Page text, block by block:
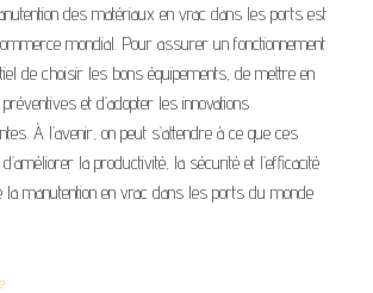
des matériaux en vrac dans les ports est
mondial. Pour assurer un fonctionnement
de choisir les bons équipements, de mettre en
et d’adopter les innovations
À l’avenir, on peut s’attendre à ce que ces
la productivité, la sécurité et l’efficacité
la manutention en vrac dans les ports du monde